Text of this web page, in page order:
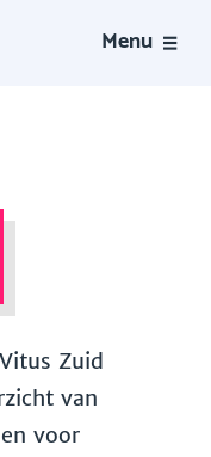
Menu
Zuid
van
voor